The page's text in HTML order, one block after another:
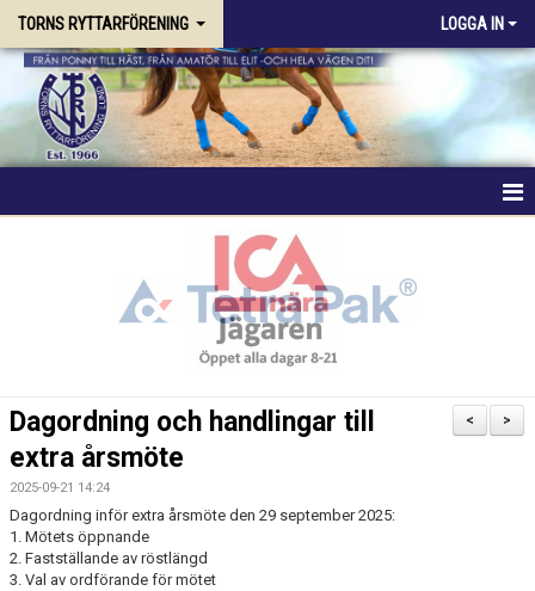
TORNS RYTTARFÖRENING LOGGA IN
STALLPLATS
TÄVLING
ANLÄGGNING
>
<
Dagordning och handlingar till
extra årsmöte
2025-09-21 14:24
Dagordning inför extra årsmöte den 29 september 2025:
1. Mötets öppnande
2. Fastställande av röstlängd
3. Val av ordförande för mötet